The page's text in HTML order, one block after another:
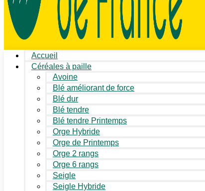
Accueil
Céréales à paille
Avoine
Blé améliorant de force
Blé dur
Blé tendre
Blé tendre Printemps
Orge Hybride
Orge de Printemps
Orge 2 rangs
Orge 6 rangs
Seigle
Seigle Hybride